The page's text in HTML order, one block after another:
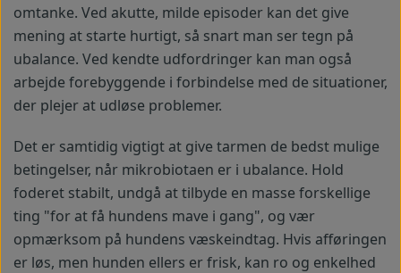
omtanke. Ved akutte, milde episoder kan det give
mening at starte hurtigt, så snart man ser tegn på
ubalance. Ved kendte udfordringer kan man også
arbejde forebyggende i forbindelse med de situationer,
der plejer at udløse problemer.
Det er samtidig vigtigt at give tarmen de bedst mulige
betingelser, når mikrobiotaen er i ubalance. Hold
foderet stabilt, undgå at tilbyde en masse forskellige
ting "for at få hundens mave i gang", og vær
opmærksom på hundens væskeindtag. Hvis afføringen
er løs, men hunden ellers er frisk, kan ro og enkelhed